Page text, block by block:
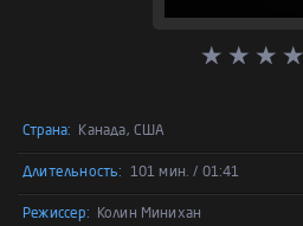
Страна: Канада, США
Длительность: 101 мин. / 01:41
Режиссер: Колин Минихан